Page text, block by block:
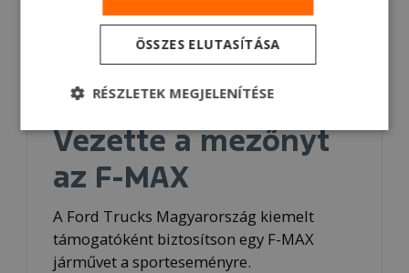
Vezette a mezőnyt
az F-MAX
A Ford Trucks Magyarország kiemelt
támogatóként biztosítson egy F-MAX
járművet a sporteseményre.
ÖSSZES ELUTASÍTÁSA
RÉSZLETEK MEGJELENÍTÉSE